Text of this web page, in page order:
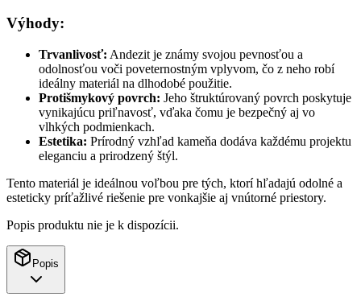
Výhody:
Trvanlivosť: Andezit je známy svojou pevnosťou a
odolnosťou voči poveternostným vplyvom, čo z neho robí
ideálny materiál na dlhodobé použitie.
Protišmykový povrch: Jeho štruktúrovaný povrch poskytuje
vynikajúcu priľnavosť, vďaka čomu je bezpečný aj vo
vlhkých podmienkach.
Estetika: Prírodný vzhľad kameňa dodáva každému projektu
eleganciu a prirodzený štýl.
Tento materiál je ideálnou voľbou pre tých, ktorí hľadajú odolné a
esteticky príťažlivé riešenie pre vonkajšie aj vnútorné priestory.
Popis produktu nie je k dispozícii.
Popis